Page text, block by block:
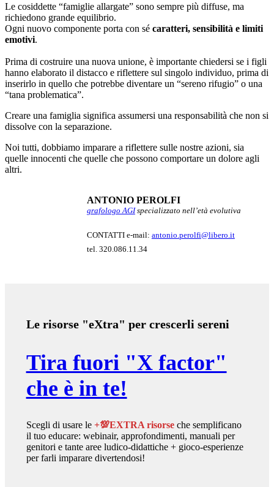
Le cosiddette “famiglie allargate” sono sempre più diffuse, ma
richiedono grande equilibrio.
Ogni nuovo componente porta con sé caratteri, sensibilità e limiti
emotivi.
Prima di costruire una nuova unione, è importante chiedersi se i figli
hanno elaborato il distacco e riflettere sul singolo individuo, prima di
inserirlo in quello che potrebbe diventare un “sereno rifugio” o una
“tana problematica”.
Creare una famiglia significa assumersi una responsabilità che non si
dissolve con la separazione.
Noi tutti, dobbiamo imparare a riflettere sulle nostre azioni, sia
quelle innocenti che quelle che possono comportare un dolore agli
altri.
ANTONIO PEROLFI
grafologo AGIspecializzato nell’età evolutiva
CONTATTI e-mail: antonio.perolfi@libero.it
tel. 320.086.11.34
Le risorse "eXtra" per crescerli sereni
Tira fuori "X factor"
che è in te!
Scegli di usare le +💯EXTRA risorseche semplificano
il tuo educare: webinair, approfondimenti, manuali per
genitori e tante aree ludico-didattiche + gioco-esperienze
per farli imparare divertendosi!